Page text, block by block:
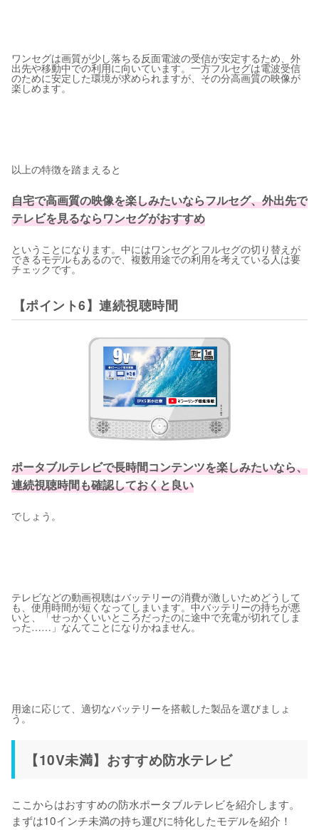
ワンセグは画質が少し落ちる反面電波の受信が安定するため、外
出先や移動中での利用に向いています。一方フルセグは電波受信
のために安定した環境が求められますが、その分高画質の映像が
楽しめます。
以上の特徴を踏まえると
自宅で高画質の映像を楽しみたいならフルセグ、外出先で
テレビを見るならワンセグがおすすめ
ということになります。中にはワンセグとフルセグの切り替えが
できるモデルもあるので、複数用途での利用を考えている人は要
チェックです。
【ポイント6】連続視聴時間
ポータブルテレビで長時間コンテンツを楽しみたいなら、
連続視聴時間も確認しておくと良い
でしょう。
テレビなどの動画視聴はバッテリーの消費が激しいためどうして
も、使用時間が短くなってしまいます。中バッテリーの持ちが悪
いと、「せっかくいいところだったのに途中で充電が切れてしま
った……」なんてことになりかねません。
用途に応じて、適切なバッテリーを搭載した製品を選びましょ
う。
【10V未満】おすすめ防水テレビ
ここからはおすすめの防水ポータブルテレビを紹介します。
まずは10インチ未満の持ち運びに特化したモデルを紹介！